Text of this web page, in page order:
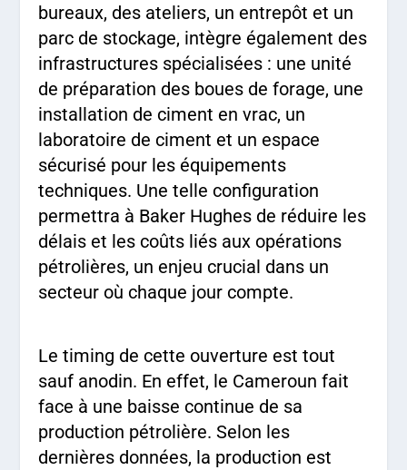
bureaux, des ateliers, un entrepôt et un
parc de stockage, intègre également des
infrastructures spécialisées : une unité
de préparation des boues de forage, une
installation de ciment en vrac, un
laboratoire de ciment et un espace
sécurisé pour les équipements
techniques. Une telle configuration
permettra à Baker Hughes de réduire les
délais et les coûts liés aux opérations
pétrolières, un enjeu crucial dans un
secteur où chaque jour compte.
Le timing de cette ouverture est tout
sauf anodin. En effet, le Cameroun fait
face à une baisse continue de sa
production pétrolière. Selon les
dernières données, la production est